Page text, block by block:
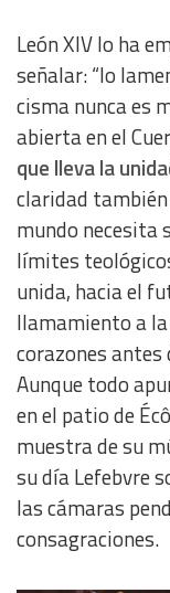
León XIV lo ha
señalar: “lo
cisma nunca es
abierta en el
que lleva la
claridad
mundo necesita
límites
unida, hacia el
llamamiento a
corazones
Aunque todo
en el patio de
muestra de su
su día Lefebvre
las cámaras
consagraciones.
Functional
Advertising